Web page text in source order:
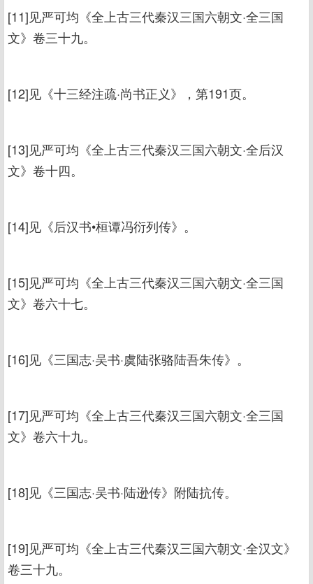
[11]见严可均《全上古三代秦汉三国六朝文·全三国
文》卷三十九。
[12]见《十三经注疏·尚书正义》，第191页。
[13]见严可均《全上古三代秦汉三国六朝文·全后汉
文》卷十四。
[14]见《后汉书•桓谭冯衍列传》。
[15]见严可均《全上古三代秦汉三国六朝文·全三国
文》卷六十七。
[16]见《三国志·吴书·虞陆张骆陆吾朱传》。
[17]见严可均《全上古三代秦汉三国六朝文·全三国
文》卷六十九。
[18]见《三国志·吴书·陆逊传》附陆抗传。
[19]见严可均《全上古三代秦汉三国六朝文·全汉文》
卷三十九。